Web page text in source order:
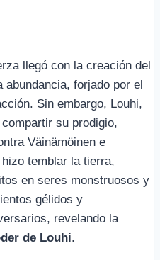
llegó con la creación del
forjado por el
Sin embargo, Louhi,
su prodigio,
Väinämöinen e
temblar la tierra,
en seres monstruosos y
gélidos y
revelando la
de Louhi.